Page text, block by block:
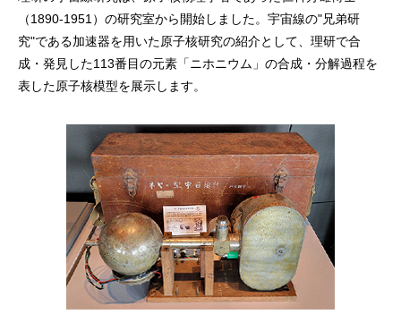
（1890-1951）の研究室から開始しました。宇宙線の"兄弟研
究"である加速器を用いた原子核研究の紹介として、理研で合
成・発見した113番目の元素「ニホニウム」の合成・分解過程を
表した原子核模型を展示します。